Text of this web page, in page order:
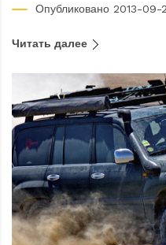
Опубликовано 2013-09-
Читать далее